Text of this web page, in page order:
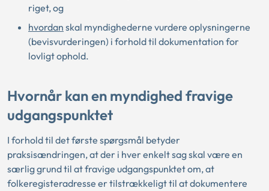
riget, og
hvordan skal myndighederne vurdere oplysningerne
(bevisvurderingen) i forhold til dokumentation for
lovligt ophold.
Hvornår kan en myndighed fravige
udgangspunktet
I forhold til det første spørgsmål betyder
praksisændringen, at der i hver enkelt sag skal være en
særlig grund til at fravige udgangspunktet om, at
folkeregisteradresse er tilstrækkeligt til at dokumentere